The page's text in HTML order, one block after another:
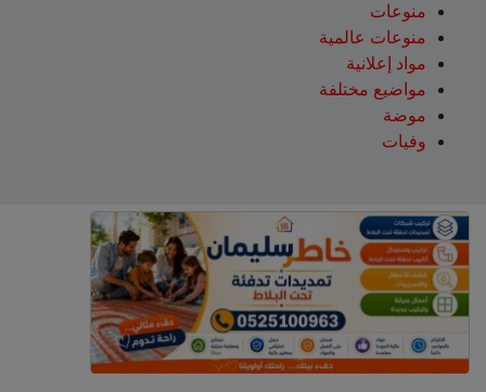
منوعات
منوعات عالمية
مواد إعلانية
مواضيع مختلفة
موضة
وفيات